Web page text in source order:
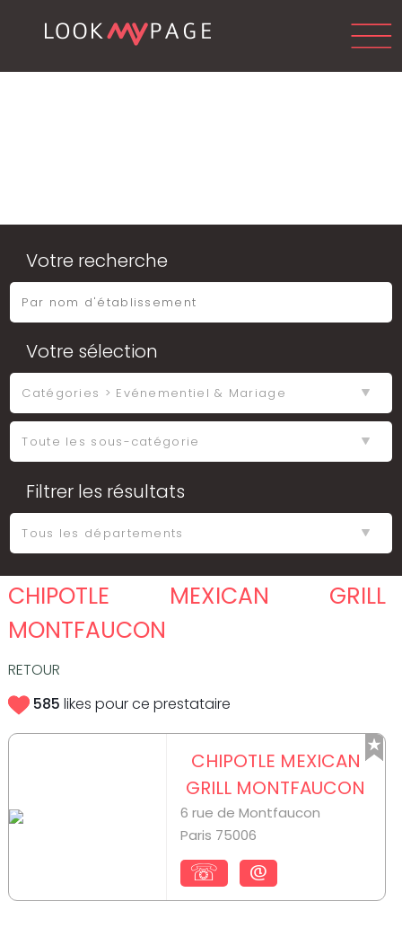
Votre recherche
Votre sélection
Filtrer les résultats
CHIPOTLE MEXICAN GRILL
MONTFAUCON
RETOUR
585 likes pour ce prestataire
CHIPOTLE MEXICAN
GRILL MONTFAUCON
6 rue de Montfaucon
Paris 75006
☏ @